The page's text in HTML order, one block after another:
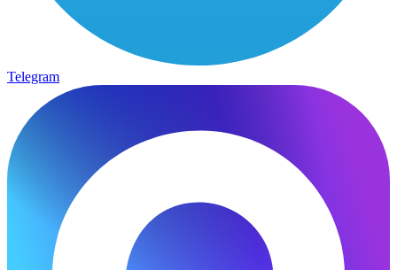
Telegram